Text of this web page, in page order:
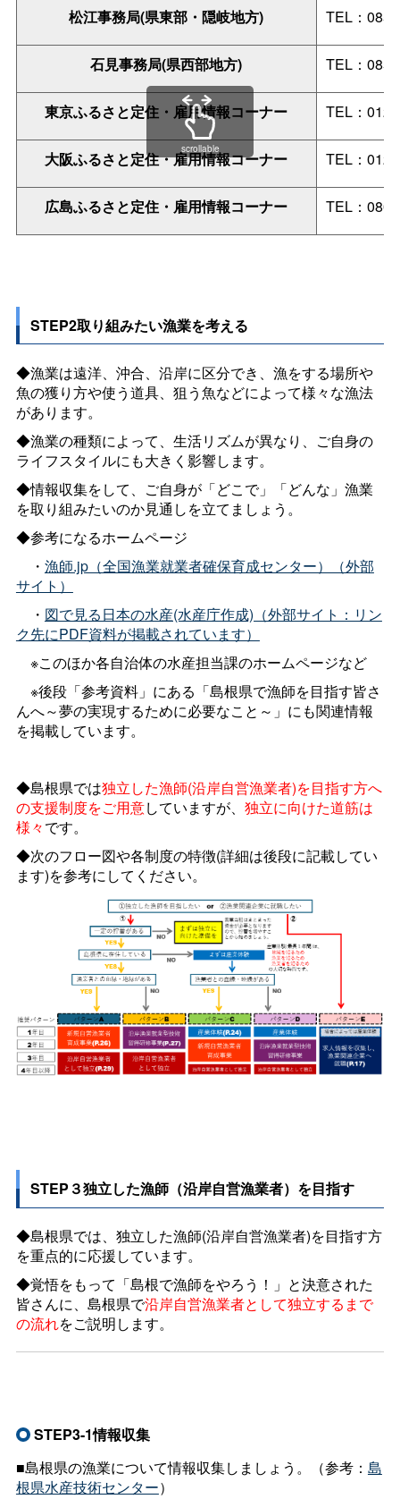
松江事務局(県東部・隠岐地方)
TEL：
石見事務局(県西部地方) TEL：
東京ふるさと定住・雇用情報コーナー TEL：
大阪ふるさと定住・雇用情報コーナー TEL：
広島ふるさと定住・雇用情報コーナー TEL：
scrollable
STEP2取り組みたい漁業を考える
◆漁業は遠洋、沖合、沿岸に区分でき、漁をする場所や
魚の獲り方や使う道具、狙う魚などによって様々な漁法
があります。
◆漁業の種類によって、生活リズムが異なり、ご自身の
ライフスタイルにも大きく影響します。
◆情報収集をして、ご自身が「どこで」「どんな」漁業
を取り組みたいのか見通しを立てましょう。
◆参考になるホームページ
・ 漁師.jp（全国漁業就業者確保育成センター）（外部
サイト）
・ 図で見る日本の水産(水産庁作成)（外部サイト：リン
ク先にPDF資料が掲載されています）
※このほか各自治体の水産担当課のホームページなど
※後段「参考資料」にある「島根県で漁師を目指す皆さ
んへ～夢の実現するために必要なこと～」にも関連情報
を掲載しています。
◆島根県では独立した漁師(沿岸自営漁業者)を目指す方へ
の支援制度をご用意していますが、 独立に向けた道筋は
様々です。
◆次のフロー図や各制度の特徴(詳細は後段に記載してい
ます)を参考にしてください。
STEP３独立した漁師（沿岸自営漁業者）を目指す
◆島根県では、独立した漁師(沿岸自営漁業者)を目指す方
を重点的に応援しています。
◆覚悟をもって「島根で漁師をやろう！」と決意された
皆さんに、島根県で沿岸自営漁業者として独立するまで
の流れをご説明します。
STEP3-1情報収集
■島根県の漁業について情報収集しましょう。（参考： 島
根県水産技術センター）